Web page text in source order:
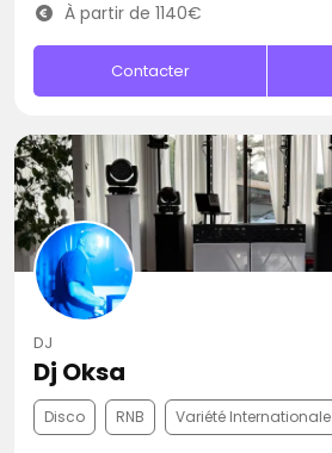
À partir de 1140€
Contacter
DJ
Dj Oksa
Disco RNB Variété Internationale